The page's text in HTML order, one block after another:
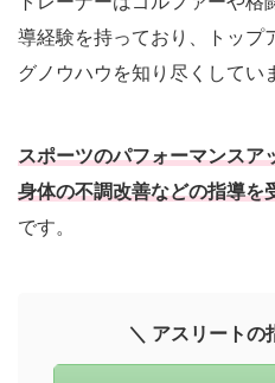
導経験を持っており、トップ
グノウハウを知り尽くしてい
スポーツのパフォーマンスア
身体の不調改善などの指導を
です。
＼ アスリートの